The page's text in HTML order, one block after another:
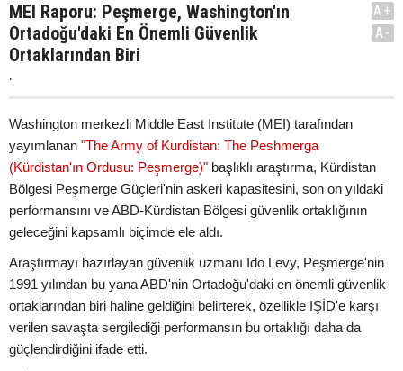
MEI Raporu: Peşmerge, Washington'ın
Ortadoğu'daki En Önemli Güvenlik
Ortaklarından Biri
.
A+
A-
Washington merkezli Middle East Institute (MEI) tarafından
yayımlanan "The Army of Kurdistan: The Peshmerga
(Kürdistan'ın Ordusu: Peşmerge)" başlıklı araştırma, Kürdistan
Bölgesi Peşmerge Güçleri'nin askeri kapasitesini, son on yıldaki
performansını ve ABD-Kürdistan Bölgesi güvenlik ortaklığının
geleceğini kapsamlı biçimde ele aldı.
Araştırmayı hazırlayan güvenlik uzmanı Ido Levy, Peşmerge'nin
1991 yılından bu yana ABD'nin Ortadoğu'daki en önemli güvenlik
ortaklarından biri haline geldiğini belirterek, özellikle IŞİD'e karşı
verilen savaşta sergilediği performansın bu ortaklığı daha da
güçlendirdiğini ifade etti.